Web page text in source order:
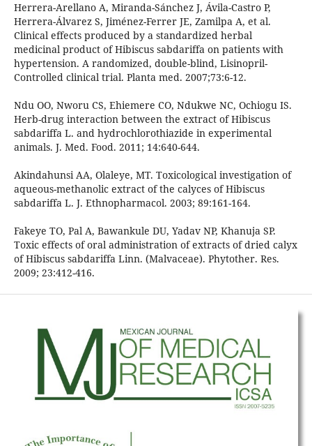
Herrera-Arellano A, Miranda-Sánchez J, Ávila-Castro P,
Herrera-Álvarez S, Jiménez-Ferrer JE, Zamilpa A, et al.
Clinical effects produced by a standardized herbal
medicinal product of Hibiscus sabdariffa on patients with
hypertension. A randomized, double-blind, Lisinopril-
Controlled clinical trial. Planta med. 2007;73:6-12.
Ndu OO, Nworu CS, Ehiemere CO, Ndukwe NC, Ochiogu IS.
Herb-drug interaction between the extract of Hibiscus
sabdariffa L. and hydrochlorothiazide in experimental
animals. J. Med. Food. 2011; 14:640-644.
Akindahunsi AA, Olaleye, MT. Toxicological investigation of
aqueous-methanolic extract of the calyces of Hibiscus
sabdariffa L. J. Ethnopharmacol. 2003; 89:161-164.
Fakeye TO, Pal A, Bawankule DU, Yadav NP, Khanuja SP.
Toxic effects of oral administration of extracts of dried calyx
of Hibiscus sabdariffa Linn. (Malvaceae). Phytother. Res.
2009; 23:412-416.